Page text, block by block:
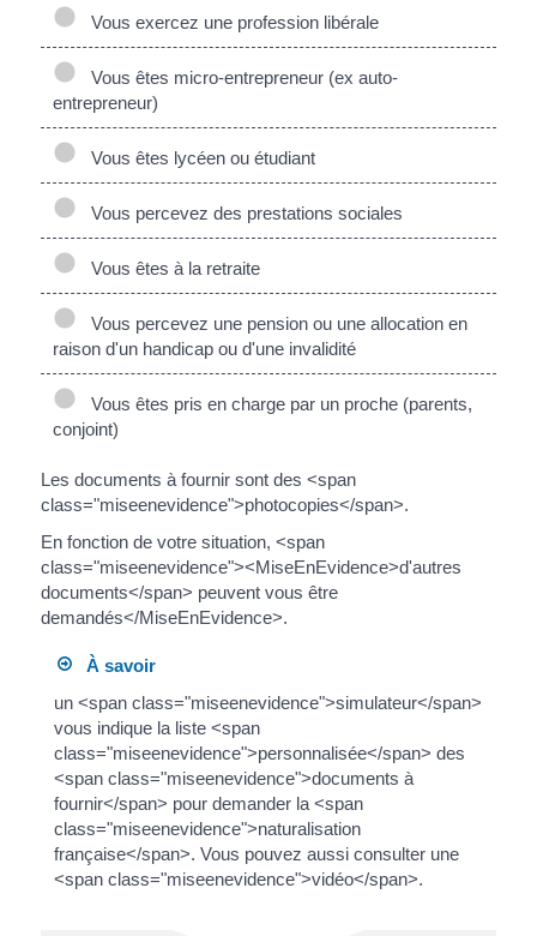
Vous exercez une profession libérale
Vous êtes micro-entrepreneur (ex auto-
entrepreneur)
Vous êtes lycéen ou étudiant
Vous percevez des prestations sociales
Vous êtes à la retraite
Vous percevez une pension ou une allocation en
raison d'un handicap ou d'une invalidité
Vous êtes pris en charge par un proche (parents,
conjoint)
Les documents à fournir sont des <span
class="miseenevidence">photocopies</span>.
En fonction de votre situation, <span
class="miseenevidence"><MiseEnEvidence>d'autres
documents</span> peuvent vous être
demandés</MiseEnEvidence>.
À savoir
un <span class="miseenevidence">simulateur</span>
vous indique la liste <span
class="miseenevidence">personnalisée</span> des
<span class="miseenevidence">documents à
fournir</span> pour demander la <span
class="miseenevidence">naturalisation
française</span>. Vous pouvez aussi consulter une
<span class="miseenevidence">vidéo</span>.